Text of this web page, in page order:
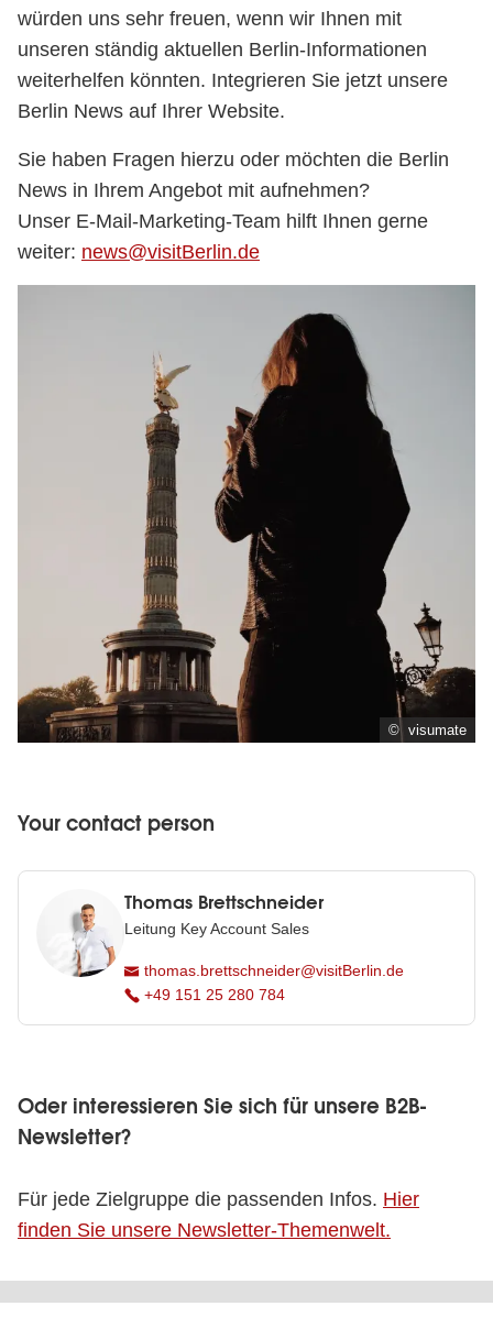
© visumate
würden uns sehr freuen, wenn wir Ihnen mit
unseren ständig aktuellen Berlin-Informationen
weiterhelfen könnten. Integrieren Sie jetzt unsere
Berlin News auf Ihrer Website.
Sie haben Fragen hierzu oder möchten die Berlin
News in Ihrem Angebot mit aufnehmen?
Unser E-Mail-Marketing-Team hilft Ihnen gerne
weiter: news@visitBerlin.de
Your contact person
Thomas Brettschneider
Leitung Key Account Sales
thomas.brettschneider@visitBerlin.de
+49 151 25 280 784
Oder interessieren Sie sich für unsere B2B-
Newsletter?
Für jede Zielgruppe die passenden Infos. Hier
finden Sie unsere Newsletter-Themenwelt.